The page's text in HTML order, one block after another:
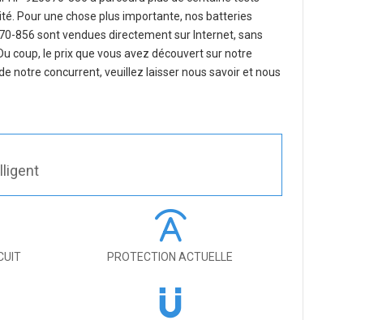
Pour une chose plus importante, nos batteries
856 sont vendues directement sur Internet, sans
coup, le prix que vous avez découvert sur notre
notre concurrent, veuillez laisser nous savoir et nous
PROTECTION ACTUELLE